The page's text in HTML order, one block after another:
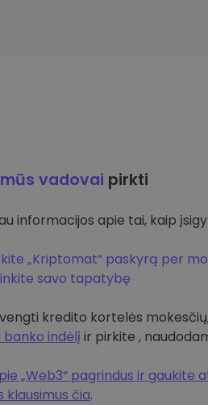
vadovai pirkti
informacijos apie tai, kaip
„Kriptomat“ paskyrą per
savo tapatybę
kredito kortelės
indėlį ir pirkite ,
„Web3“ pagrindus ir gaukite
klausimus čia.